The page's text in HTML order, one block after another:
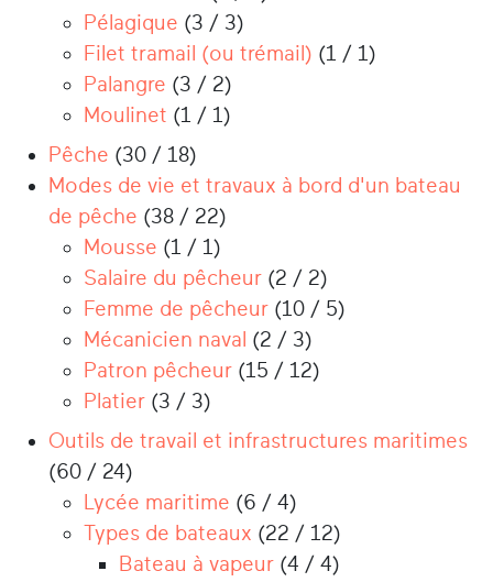
Pélagique (3 / 3)
Filet tramail (ou trémail) (1 / 1)
Palangre (3 / 2)
Moulinet (1 / 1)
Pêche (30 / 18)
Modes de vie et travaux à bord d'un bateau
de pêche (38 / 22)
Mousse (1 / 1)
Salaire du pêcheur (2 / 2)
Femme de pêcheur (10 / 5)
Mécanicien naval (2 / 3)
Patron pêcheur (15 / 12)
Platier (3 / 3)
Outils de travail et infrastructures maritimes
(60 / 24)
Lycée maritime (6 / 4)
Types de bateaux (22 / 12)
Bateau à vapeur (4 / 4)